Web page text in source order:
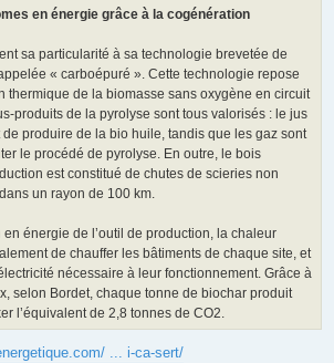
en énergie grâce à la cogénération
sa particularité à sa technologie brevetée de
« carboépuré ». Cette technologie repose
thermique de la biomasse sans oxygène en circuit
produits de la pyrolyse sont tous valorisés : le jus
produire de la bio huile, tandis que les gaz sont
le procédé de pyrolyse. En outre, le bois
est constitué de chutes de scieries non
un rayon de 100 km.
en énergie de l’outil de production, la chaleur
de chauffer les bâtiments de chaque site, et
nécessaire à leur fonctionnement. Grâce à
selon Bordet, chaque tonne de biochar produit
l’équivalent de 2,8 tonnes de CO2.
... i-ca-sert/